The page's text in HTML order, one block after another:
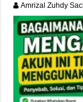
Amrizal Zuhdy